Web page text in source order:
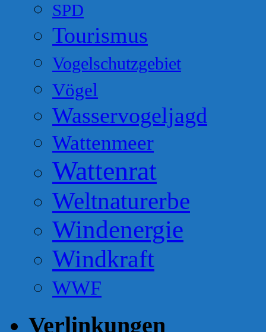
SPD
Tourismus
Vogelschutzgebiet
Vögel
Wasservogeljagd
Wattenmeer
Wattenrat
Weltnaturerbe
Windenergie
Windkraft
WWF
Verlinkungen